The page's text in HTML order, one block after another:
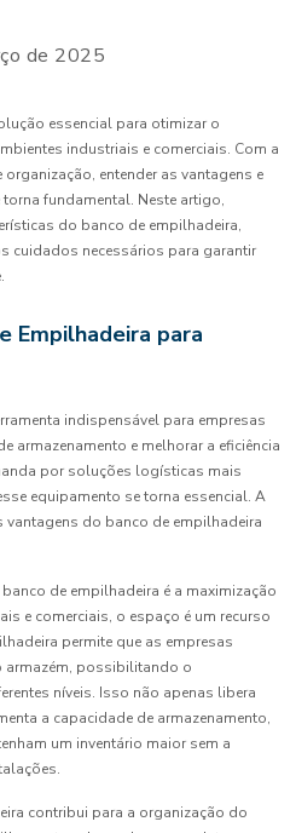
de 2025
essencial para otimizar o
industriais e comerciais. Com a
entender as vantagens e
fundamental. Neste artigo,
do banco de empilhadeira,
cuidados necessários para garantir
Empilhadeira para
indispensável para empresas
armazenamento e melhorar a eficiência
por soluções logísticas mais
equipamento se torna essencial. A
do banco de empilhadeira
de empilhadeira é a maximização
e comerciais, o espaço é um recurso
permite que as empresas
armazém, possibilitando o
níveis. Isso não apenas libera
a capacidade de armazenamento,
um inventário maior sem a
contribui para a organização do